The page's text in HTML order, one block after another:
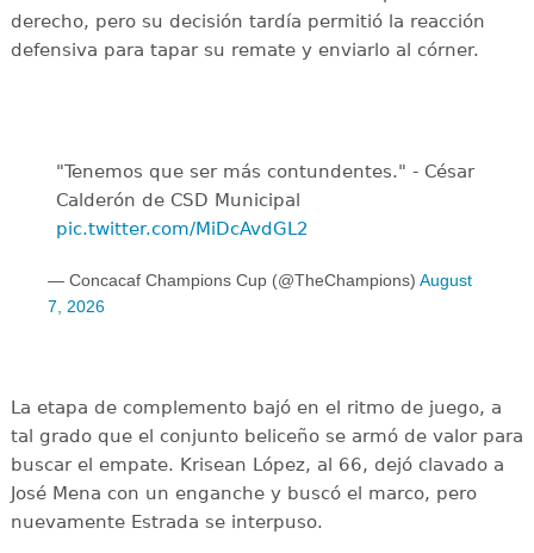
derecho, pero su decisión tardía permitió la reacción
defensiva para tapar su remate y enviarlo al córner.
"Tenemos que ser más contundentes." - César
Calderón de CSD Municipal ️
pic.twitter.com/MiDcAvdGL2
— Concacaf Champions Cup (@TheChampions) August
7, 2026
La etapa de complemento bajó en el ritmo de juego, a
tal grado que el conjunto beliceño se armó de valor para
buscar el empate. Krisean López, al 66, dejó clavado a
José Mena con un enganche y buscó el marco, pero
nuevamente Estrada se interpuso.